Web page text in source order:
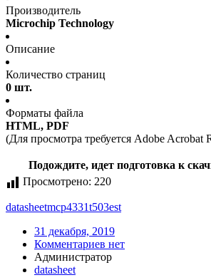
Производитель
Microchip Technology
Описание
Количество страниц
0 шт.
Форматы файла
HTML, PDF
(Для просмотра требуется Adobe Acrobat
Подождите, идет подготовка к
Просмотрено: 220
datasheetmcp4331t503est
31 декабря, 2019
Комментариев нет
Администратор
datasheet